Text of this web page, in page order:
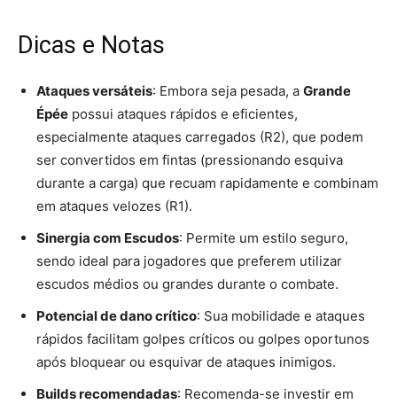
Dicas e Notas
Ataques versáteis: Embora seja pesada, a Grande
Épée possui ataques rápidos e eficientes,
especialmente ataques carregados (R2), que podem
ser convertidos em fintas (pressionando esquiva
durante a carga) que recuam rapidamente e combinam
em ataques velozes (R1).
Sinergia com Escudos: Permite um estilo seguro,
sendo ideal para jogadores que preferem utilizar
escudos médios ou grandes durante o combate.
Potencial de dano crítico: Sua mobilidade e ataques
rápidos facilitam golpes críticos ou golpes oportunos
após bloquear ou esquivar de ataques inimigos.
Builds recomendadas: Recomenda-se investir em